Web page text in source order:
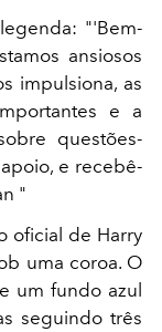
"'Bem-
ansiosos
impulsiona, as
e a
questões-
e recebê-
"
oficial de Harry
uma coroa. O
um fundo azul
seguindo três